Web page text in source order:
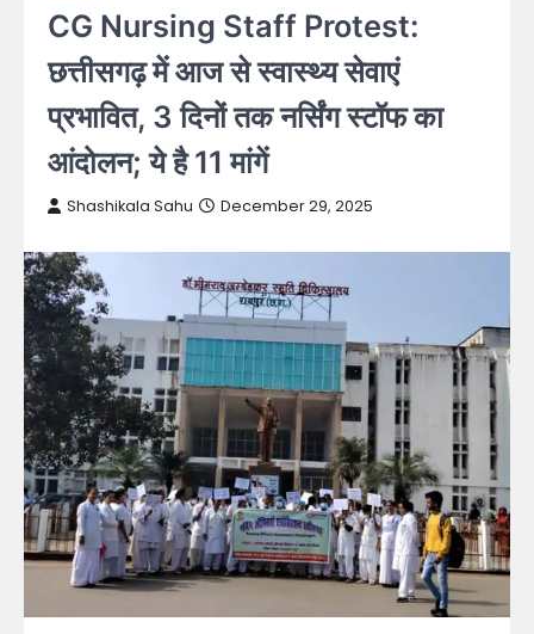
CG Nursing Staff Protest:
छत्तीसगढ़ में आज से स्वास्थ्य सेवाएं
प्रभावित, 3 दिनों तक नर्सिंग स्टॉफ का
आंदोलन; ये है 11 मांगें
Shashikala Sahu December 29, 2025